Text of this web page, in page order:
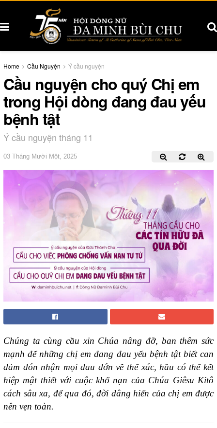
Home Cầu Nguyện Ý cầu nguyện
Cầu nguyện cho quý Chị em
trong Hội dòng đang đau yếu
bệnh tật
Ý cầu nguyện tháng 11
03 Tháng Mười Một, 2025
Chúng ta cùng cầu xin Chúa nâng đỡ, ban thêm sức
mạnh để những chị em đang đau yếu bệnh tật biết can
đảm đón nhận mọi đau đớn về thể xác, hầu có thể kết
hiệp mật thiết với cuộc khổ nạn của Chúa Giêsu Kitô
cách sâu xa, để qua đó, đời dâng hiến của chị em được
nên vẹn toàn.